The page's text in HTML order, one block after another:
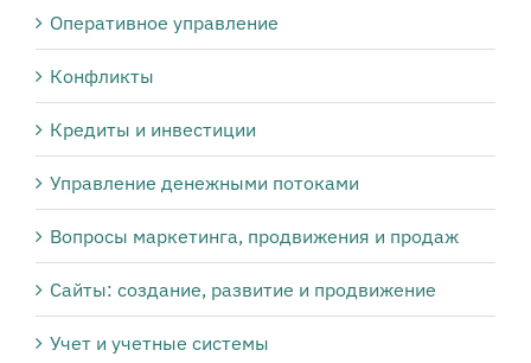
Оперативное управление
Конфликты
Кредиты и инвестиции
Управление денежными потоками
Вопросы маркетинга, продвижения и продаж
Сайты: создание, развитие и продвижение
Учет и учетные системы